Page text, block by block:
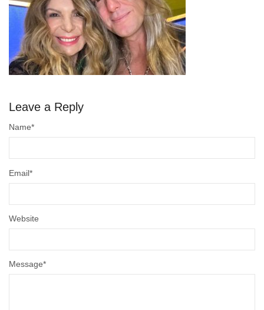
Leave a Reply
Message*
Name*
Email*
Website